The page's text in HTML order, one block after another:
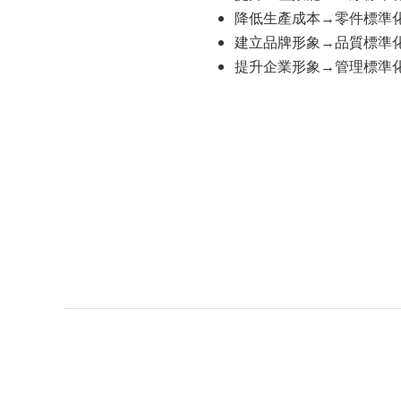
降低生產成本→零件標準
建立品牌形象→品質標準
提升企業形象→管理標準